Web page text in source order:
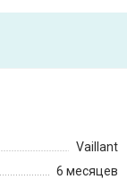
Vaillant
6 месяцев